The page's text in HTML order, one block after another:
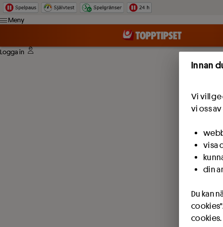
Hoppa till innehåll
Meny
Logga in
Innan
Vi vill
vi oss
visa
din
Du kan
cookies.